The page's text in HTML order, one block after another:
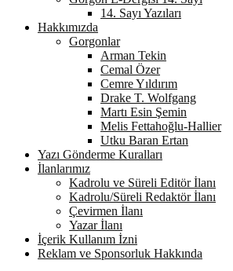
14. Sayı Yazıları
Hakkımızda
Gorgonlar
Arman Tekin
Cemal Özer
Cemre Yıldırım
Drake T. Wolfgang
Martı Esin Şemin
Melis Fettahoğlu-Hallier
Utku Baran Ertan
Yazı Gönderme Kuralları
İlanlarımız
Kadrolu ve Süreli Editör İlanı
Kadrolu/Süreli Redaktör İlanı
Çevirmen İlanı
Yazar İlanı
İçerik Kullanım İzni
Reklam ve Sponsorluk Hakkında